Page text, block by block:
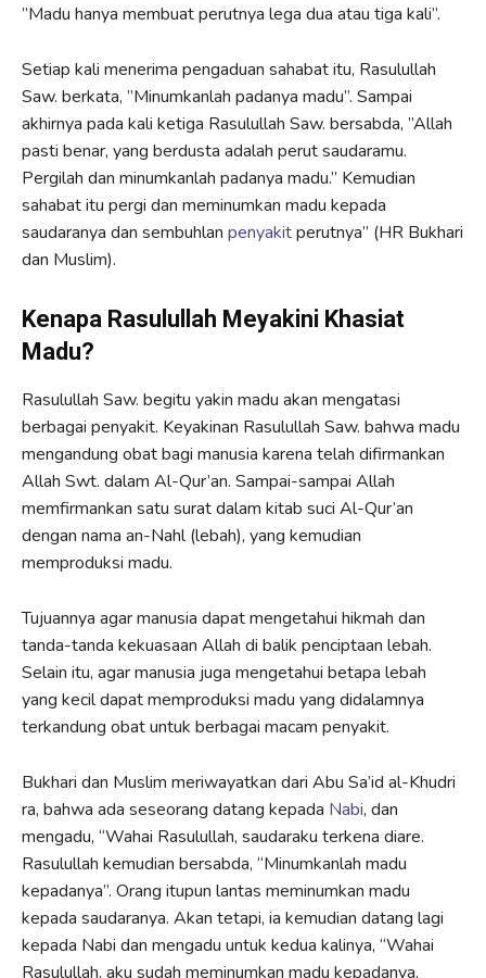
”Madu hanya membuat perutnya lega dua atau tiga kali”.
Setiap kali menerima pengaduan sahabat itu, Rasulullah
Saw. berkata, ”Minumkanlah padanya madu”. Sampai
akhirnya pada kali ketiga Rasulullah Saw. bersabda, ”Allah
pasti benar, yang berdusta adalah perut saudaramu.
Pergilah dan minumkanlah padanya madu.” Kemudian
sahabat itu pergi dan meminumkan madu kepada
saudaranya dan sembuhlan penyakitperutnya” (HR Bukhari
dan Muslim).
Kenapa Rasulullah Meyakini Khasiat
Madu?
Rasulullah Saw. begitu yakin madu akan mengatasi
berbagai penyakit. Keyakinan Rasulullah Saw. bahwa madu
mengandung obat bagi manusia karena telah difirmankan
Allah Swt. dalam Al-Qur’an. Sampai-sampai Allah
memfirmankan satu surat dalam kitab suci Al-Qur’an
dengan nama an-Nahl (lebah), yang kemudian
memproduksi madu.
Tujuannya agar manusia dapat mengetahui hikmah dan
tanda-tanda kekuasaan Allah di balik penciptaan lebah.
Selain itu, agar manusia juga mengetahui betapa lebah
yang kecil dapat memproduksi madu yang didalamnya
terkandung obat untuk berbagai macam penyakit.
Bukhari dan Muslim meriwayatkan dari Abu Sa’id al-Khudri
ra, bahwa ada seseorang datang kepada Nabi, dan
mengadu, “Wahai Rasulullah, saudaraku terkena diare.
Rasulullah kemudian bersabda, “Minumkanlah madu
kepadanya”. Orang itupun lantas meminumkan madu
kepada saudaranya. Akan tetapi, ia kemudian datang lagi
kepada Nabi dan mengadu untuk kedua kalinya, “Wahai
Rasulullah, aku sudah meminumkan madu kepadanya,